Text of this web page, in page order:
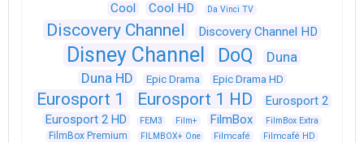
Cool Cool HD Da Vinci TV
Discovery Channel Discovery Channel HD
Disney Channel DoQ
Duna
Duna HD
Epic Drama Epic Drama HD
Eurosport 1 Eurosport 1 HD
Eurosport 2
Eurosport 2 HD
FEM3 Film+ FilmBox FilmBox Extra
FilmBox Premium FILMBOX+ One Filmcafé Filmcafé HD